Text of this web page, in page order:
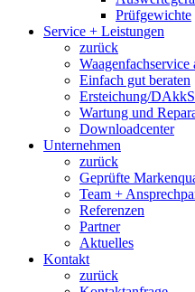
Prüfgewichte
Service + Leistungen
zurück
Waagenfachservice
Einfach gut beraten
Ersteichung/
Wartung und
Downloadcenter
Unternehmen
zurück
Geprüfte
Team +
Referenzen
Partner
Aktuelles
Kontakt
zurück